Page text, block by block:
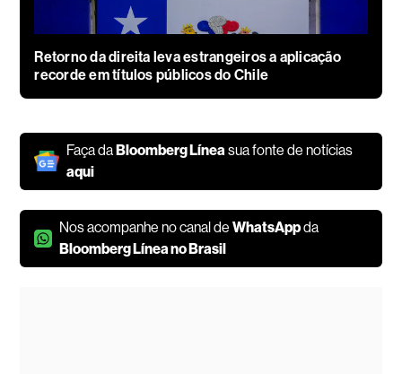
Retorno da direita leva estrangeiros a aplicação
recorde em títulos públicos do Chile
Faça daBloomberg Línea sua fonte de notícias
aqui
Nos acompanhe no canal deWhatsAppda
Bloomberg Línea no Brasil